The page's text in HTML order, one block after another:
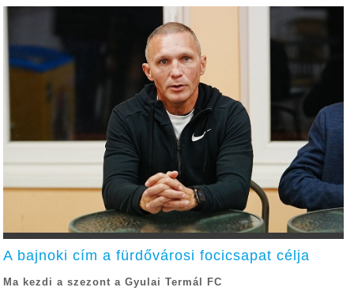
A bajnoki cím a fürdővárosi focicsapat célja
Ma kezdi a szezont a Gyulai Termál FC